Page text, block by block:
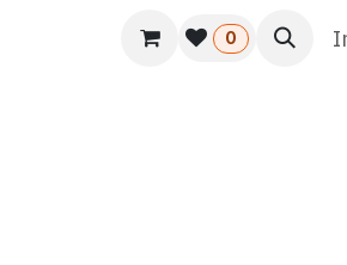
Usuario 0